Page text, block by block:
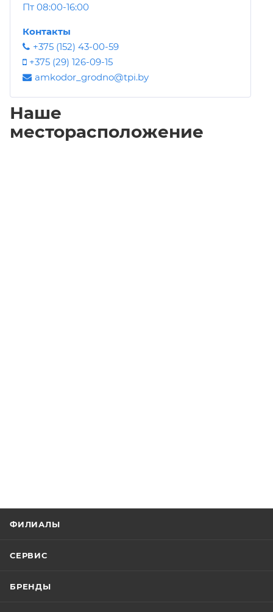
Пт 08:00-16:00
Контакты
+375 (152) 43-00-59
+375 (29) 126-09-15
amkodor_grodno@tpi.by
Наше
месторасположение
ФИЛИАЛЫ
СЕРВИС
БРЕНДЫ